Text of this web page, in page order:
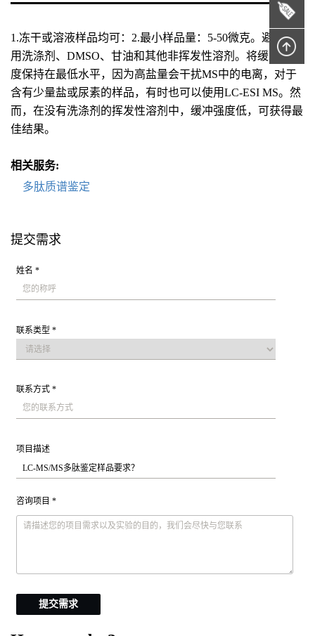
1.冻干或溶液样品均可：2.最小样品量：5-50微克。避免使
用洗涤剂、DMSO、甘油和其他非挥发性溶剂。将缓冲液浓
度保持在最低水平，因为高盐量会干扰MS中的电离，对于
含有少量盐或尿素的样品，有时也可以使用LC-ESI MS。然
而，在没有洗涤剂的挥发性溶剂中，缓冲强度低，可获得最
佳结果。
相关服务:
多肽质谱鉴定
提交需求
姓名 *
联系类型 *
联系方式 *
项目描述
咨询项目 *
提交需求